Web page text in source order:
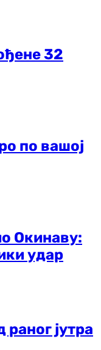
32
по вашој
Окинаву:
удар
јутра